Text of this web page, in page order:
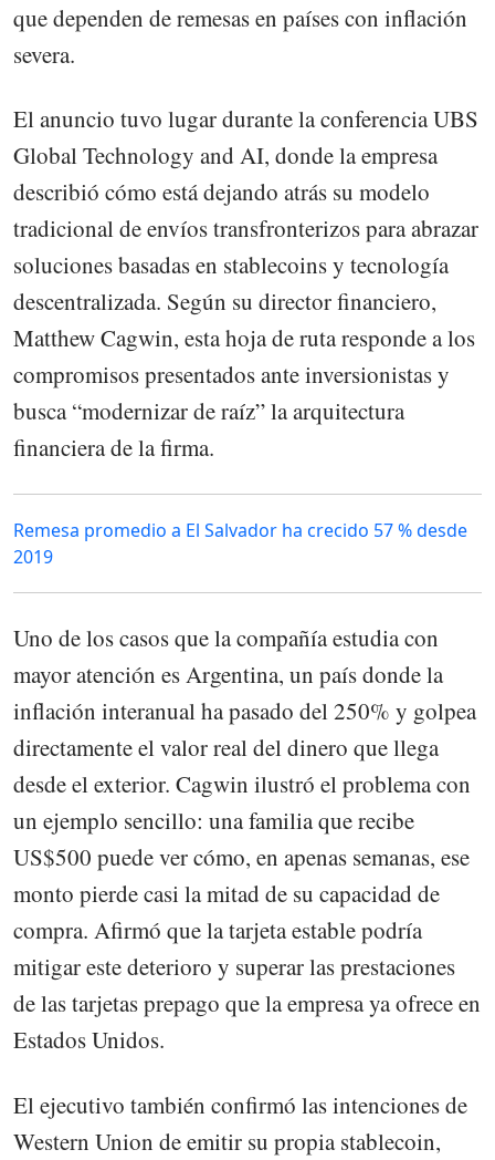
que dependen de remesas en países con inflación
severa.
El anuncio tuvo lugar durante la conferencia UBS
Global Technology and AI, donde la empresa
describió cómo está dejando atrás su modelo
tradicional de envíos transfronterizos para abrazar
soluciones basadas en stablecoins y tecnología
descentralizada. Según su director financiero,
Matthew Cagwin, esta hoja de ruta responde a los
compromisos presentados ante inversionistas y
busca “modernizar de raíz” la arquitectura
financiera de la firma.
Remesa promedio a El Salvador ha crecido 57 % desde
2019
Uno de los casos que la compañía estudia con
mayor atención es Argentina, un país donde la
inflación interanual ha pasado del 250% y golpea
directamente el valor real del dinero que llega
desde el exterior. Cagwin ilustró el problema con
un ejemplo sencillo: una familia que recibe
US$500 puede ver cómo, en apenas semanas, ese
monto pierde casi la mitad de su capacidad de
compra. Afirmó que la tarjeta estable podría
mitigar este deterioro y superar las prestaciones
de las tarjetas prepago que la empresa ya ofrece en
Estados Unidos.
El ejecutivo también confirmó las intenciones de
Western Union de emitir su propia stablecoin,